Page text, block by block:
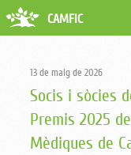
Qui som
Activitats
Borsa de treball
Ciutadans
CAMFiC
13 de maig de 2026
Socis i sòcies
Premis 2025
Mèdiques de